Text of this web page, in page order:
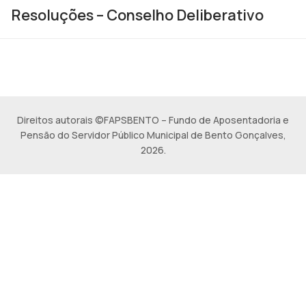
Resoluções – Conselho Deliberativo
Direitos autorais ©FAPSBENTO – Fundo de Aposentadoria e
Pensão do Servidor Público Municipal de Bento Gonçalves,
2026.